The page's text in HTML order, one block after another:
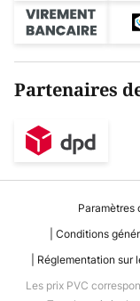
Partenaires
Conditions
Réglementation sur
Les prix PVC